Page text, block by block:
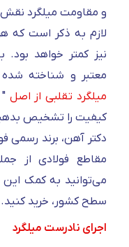
و مقاومت میلگرد
لازم به ذکر است که
نیز کمتر خواهد بود.
معتبر و شناخته
میلگرد تقلبی از اصل
کیفیت را تشخیص
دکتر آهن، برند رسمی
مقاطع فولادی از
می‌توانید به کمک این
سطح کشور، خرید کنید.
اجرای نادرست میلگرد